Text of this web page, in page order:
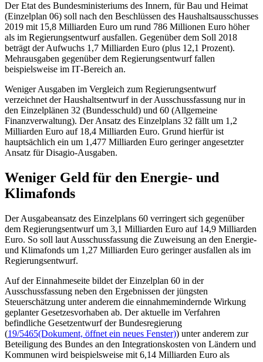
DerEtat des Bundesministeriums des Innern, für Bau und Heimat
(Einzelplan 06) soll nach den Beschlüssen des Haushaltsausschusses
2019 mit 15,8 Milliarden Euro um rund 786 Millionen Euro höher
als im Regierungsentwurf ausfallen. Gegenüber dem Soll 2018
beträgt der Aufwuchs 1,7 Milliarden Euro (plus 12,1 Prozent).
Mehrausgaben gegenüber dem Regierungsentwurf fallen
beispielsweise im IT-Bereich an.
Weniger Ausgaben im Vergleich zum Regierungsentwurf
verzeichnet der Haushaltsentwurf in der Ausschussfassung nur in
den Einzelplänen 32 (Bundesschuld) und 60 (Allgemeine
Finanzverwaltung). Der Ansatz des Einzelplans 32 fällt um 1,2
Milliarden Euro auf 18,4 Milliarden Euro. Grund hierfür ist
hauptsächlich ein um 1,477 Milliarden Euro geringer angesetzter
Ansatz für Disagio-Ausgaben.
Weniger Geld für den Energie- und
Klimafonds
Der Ausgabeansatz des Einzelplans 60 verringert sich gegenüber
dem Regierungsentwurf um 3,1 Milliarden Euro auf 14,9 Milliarden
Euro. So soll laut Ausschussfassung die Zuweisung an den Energie-
und Klimafonds um 1,27 Milliarden Euro geringer ausfallen als im
Regierungsentwurf.
Auf der Einnahmeseite bildet der Einzelplan 60 in der
Ausschussfassung neben den Ergebnissen der jüngsten
Steuerschätzung unter anderem die einnahmemindernde Wirkung
geplanter Gesetzesvorhaben ab. Der aktuelle im Verfahren
befindliche Gesetzentwurf der Bundesregierung
(19/5465(Dokument, öffnet ein neues Fenster)) unter anderem zur
Beteiligung des Bundes an den Integrationskosten von Ländern und
Kommunen wird beispielsweise mit 6,14 Milliarden Euro als